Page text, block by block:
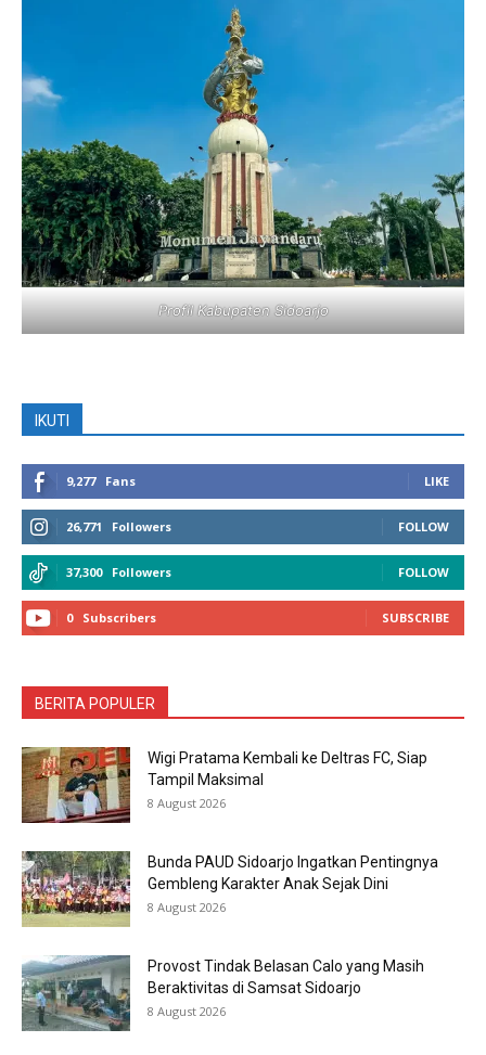
Profil Kabupaten Sidoarjo
IKUTI
9,277 Fans LIKE
26,771 Followers FOLLOW
37,300 Followers FOLLOW
0 Subscribers SUBSCRIBE
BERITA POPULER
Wigi Pratama Kembali ke Deltras FC, Siap
Tampil Maksimal
8 August 2026
Bunda PAUD Sidoarjo Ingatkan Pentingnya
Gembleng Karakter Anak Sejak Dini
8 August 2026
Provost Tindak Belasan Calo yang Masih
Beraktivitas di Samsat Sidoarjo
8 August 2026